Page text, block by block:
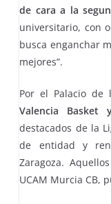
de cara a la
universitario, con
busca enganchar
mejores”.
Por el Palacio de
Valencia Basket
destacados de la
de entidad y
Zaragoza.
UCAM Murcia CB,